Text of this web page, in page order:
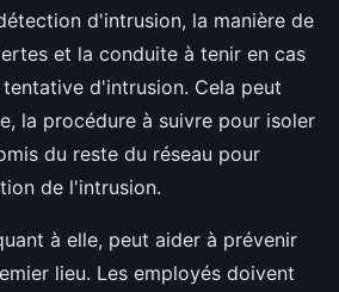
d'intrusion, la manière de
et la conduite à tenir en cas
d'intrusion. Cela peut
la procédure à suivre pour isoler
du reste du réseau pour
de l'intrusion.
à elle, peut aider à prévenir
lieu. Les employés doivent